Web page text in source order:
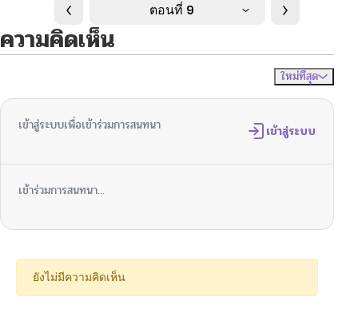
ตอนที่ 9
ความคิดเห็น
ใหม่ที่สุด
เข้าสู่ระบบเพื่อเข้าร่วมการสนทนา เข้าสู่ระบบ
เข้าร่วมการสนทนา...
ยังไม่มีความคิดเห็น